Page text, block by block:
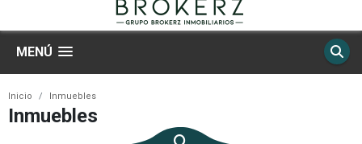
MENÚ
Inicio Inmuebles
Inmuebles